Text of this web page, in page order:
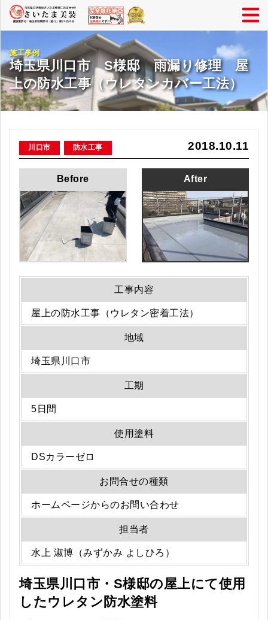
施工事例
埼玉県川口市 S様邸 雨漏り修理 屋
上の防水工事（ウレタンカバー工法）
2018.10.11
川口市 防水工事
Before After
工事内容
屋上の防水工事（ウレタン密着工法）
地域
埼玉県川口市
工期
5日間
使用塗料
DSカラーゼロ
お問合せの種類
ホームページからのお問い合わせ
担当者
水上 淑博（みずかみ よしひろ）
埼玉県川口市・S様邸の屋上にて使用
したウレタン防水塗料